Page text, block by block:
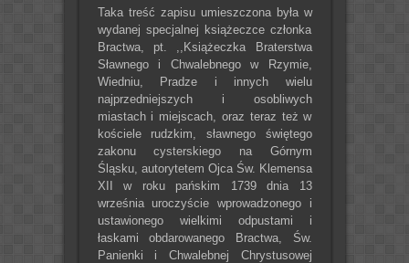
Taka treść zapisu umieszczona była w
wydanej specjalnej książeczce członka
Bractwa, pt. ,,Książeczka Braterstwa
Sławnego i Chwalebnego w Rzymie,
Wiedniu, Pradze i innych wielu
najprzedniejszych i osobliwych
miastach i miejscach, oraz teraz też w
kościele rudzkim, sławnego świętego
zakonu cysterskiego na Górnym
Śląsku, autorytetem Ojca Św. Klemensa
XII w roku pańskim 1739 dnia 13
września uroczyście wprowadzonego i
ustawionego wielkimi odpustami i
łaskami obdarowanego Bractwa, Św.
Panienki i Chwalebnej Chrystusowej